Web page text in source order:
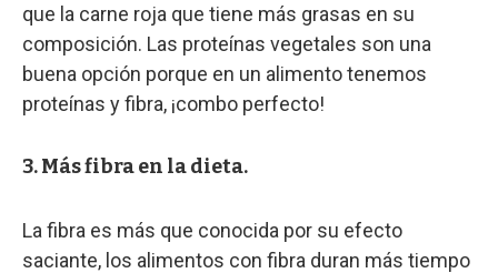
que la carne roja que tiene más grasas en su
composición. Las proteínas vegetales son una
buena opción porque en un alimento tenemos
proteínas y fibra, ¡combo perfecto!
3. Más fibra en la dieta.
La fibra es más que conocida por su efecto
saciante, los alimentos con fibra duran más tiempo